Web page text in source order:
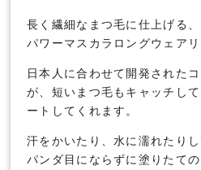
長く繊細なまつ毛に仕上げる
パワーマスカラロングウェアリ
日本人に合わせて開発された
が、短いまつ毛もキャッチし
ートしてくれます。
汗をかいたり、水に濡れたり
パンダ目にならずに塗りたて